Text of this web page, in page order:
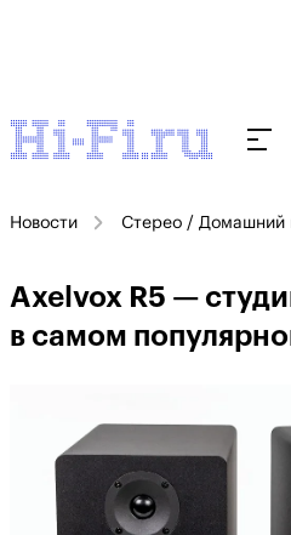
Новости Стерео / Домашний
Axelvox R5 —
в самом